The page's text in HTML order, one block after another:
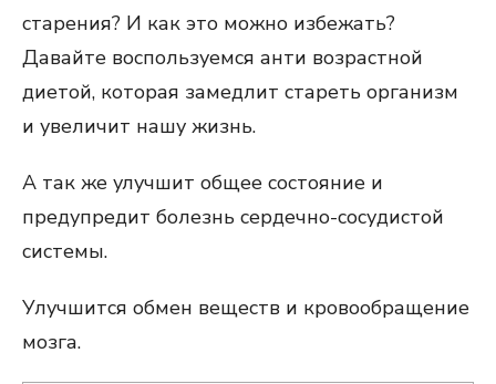
старения? И как это можно избежать?
Давайте воспользуемся анти возрастной
диетой, которая замедлит стареть организм
и увеличит нашу жизнь.
А так же улучшит общее состояние и
предупредит болезнь сердечно-сосудистой
системы.
Улучшится обмен веществ и кровообращение
мозга.